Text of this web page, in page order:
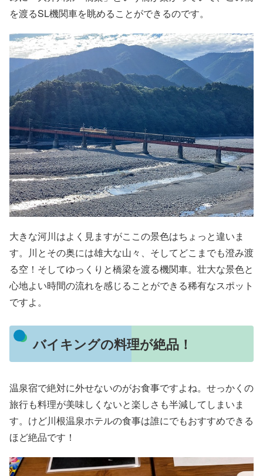
を渡るSL機関車を眺めることができるのです。
大きな河川はよく見ますがここの景色はちょっと違いま
す。川とその奥には雄大な山々、そしてどこまでも澄み渡
る空！そしてゆっくりと橋梁を渡る機関車。壮大な景色と
心地よい時間の流れを感じることができる稀有なスポット
ですよ。
バイキングの料理が絶品！
温泉宿で絶対に外せないのがお食事ですよね。せっかくの
旅行も料理が美味しくないと楽しさも半減してしまいま
す。けど川根温泉ホテルの食事は誰にでもおすすめできる
ほど絶品です！